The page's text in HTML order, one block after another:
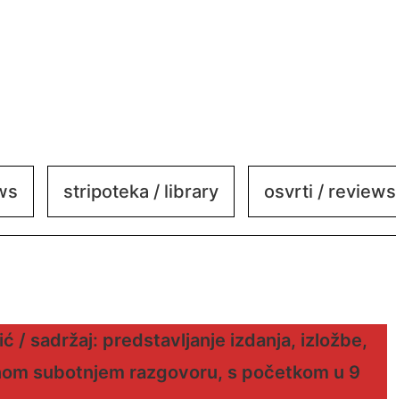
stripoteka / library osvrti / reviews
/ sadržaj: predstavljanje izdanja, izložbe,
subotnjem razgovoru, s početkom u 9